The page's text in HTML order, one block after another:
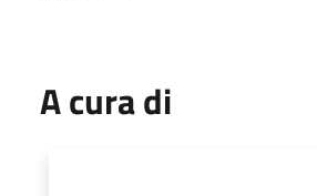
A cura di